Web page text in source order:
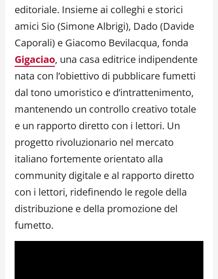
editoriale. Insieme ai colleghi e storici
amici Sio (Simone Albrigi), Dado (Davide
Caporali) e Giacomo Bevilacqua, fonda
Gigaciao, una casa editrice indipendente
nata con l’obiettivo di pubblicare fumetti
dal tono umoristico e d’intrattenimento,
mantenendo un controllo creativo totale
e un rapporto diretto con i lettori. Un
progetto rivoluzionario nel mercato
italiano fortemente orientato alla
community digitale e al rapporto diretto
con i lettori, ridefinendo le regole della
distribuzione e della promozione del
fumetto.